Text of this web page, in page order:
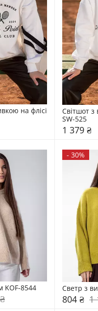
на флісі
Світшот з
SW-525
1 379 ₴
KOF-8544
-30%
Светр з
804 ₴ 1